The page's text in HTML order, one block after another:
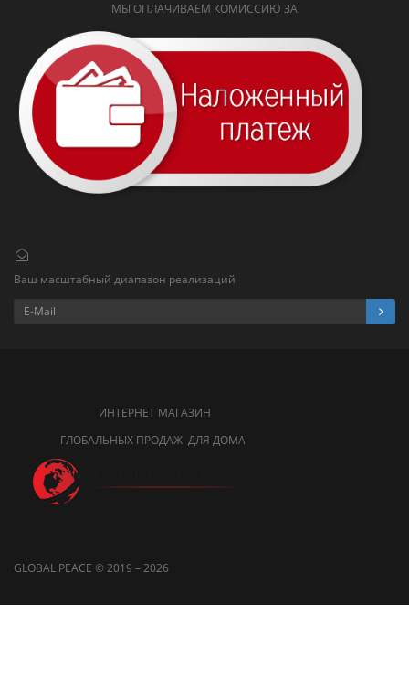
МЫ ОПЛАЧИВАЕМ КОМИССИЮ ЗА:
Ваш масштабный диапазон реализаций
ИНТЕРНЕТ МАГАЗИН
ГЛОБАЛЬНЫХ ПРОДАЖ ДЛЯ ДОМА
GLOBAL PEACE © 2019 – 2026